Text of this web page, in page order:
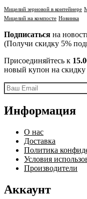
Мицелий зерновой в контейнере
Мицелий на компосте Новинка
Подписаться на
(Получи скидку 5%
Присоединяйтесь к
новый купон на скидку
Информация
О нас
Доставка
Политика
Условия
Производители
Аккаунт